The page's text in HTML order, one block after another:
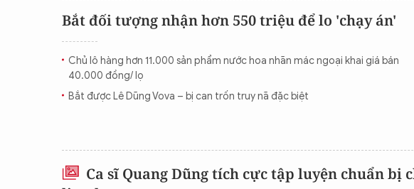
Video
CON ĐƯỜNG KHỞI NGHIỆP
Bắt đối tượng nhận hơn 550 triệu để lo 'chạy án'
Chủ lô hàng hơn 11.000 sản phẩm nước hoa nhãn mác ngoại khai giá bán
40.000 đồng/ lọ
Bắt được Lê Dũng Vova – bị can trốn truy nã đặc biệt
Ca sĩ Quang Dũng tích cực tập luyện chuẩn bị